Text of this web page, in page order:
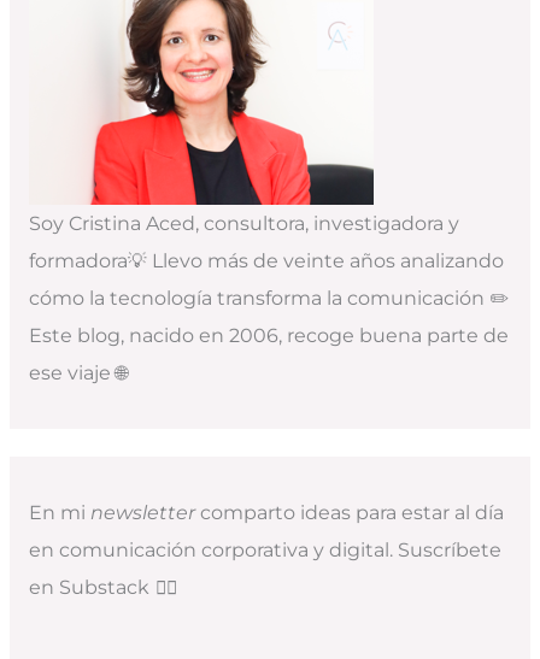
Soy Cristina Aced, consultora, investigadora y
formadora💡 Llevo más de veinte años analizando
cómo la tecnología transforma la comunicación ✏️
Este blog, nacido en 2006, recoge buena parte de
ese viaje 🌐
En mi newslettercomparto ideas para estar al día
en comunicación corporativa y digital. Suscríbete
en Substack 👇🏻